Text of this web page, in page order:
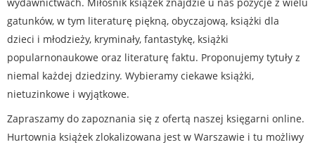
gatunków, w tym literaturę piękną, obyczajową, książki dla
dzieci i młodzieży, kryminały, fantastykę, książki
popularnonaukowe oraz literaturę faktu. Proponujemy tytuły z
niemal każdej dziedziny. Wybieramy ciekawe książki,
nietuzinkowe i wyjątkowe.
Zapraszamy do zapoznania się z ofertą naszej księgarni online.
Hurtownia książek zlokalizowana jest w Warszawie i tu możliwy